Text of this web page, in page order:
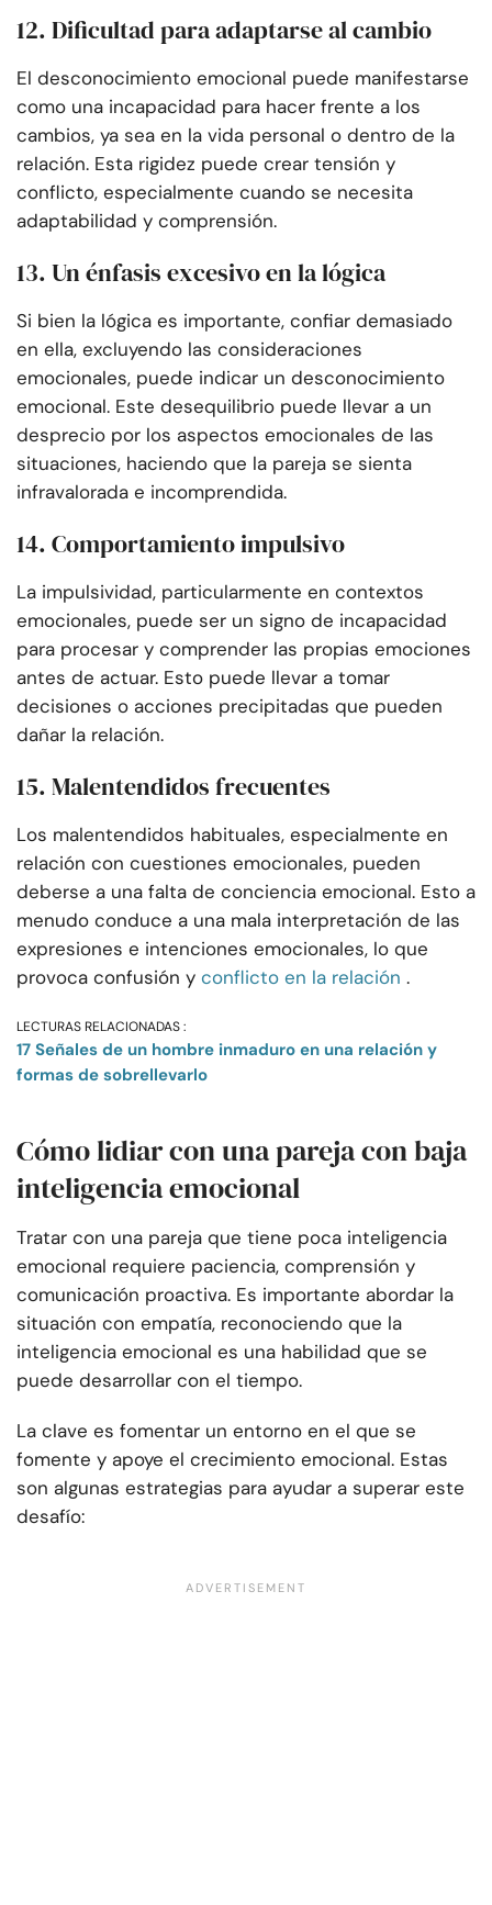
12. Dificultad para adaptarse al cambio
El desconocimiento emocional puede manifestarse
como una incapacidad para hacer frente a los
cambios, ya sea en la vida personal o dentro de la
relación. Esta rigidez puede crear tensión y
conflicto, especialmente cuando se necesita
adaptabilidad y comprensión.
13. Un énfasis excesivo en la lógica
Si bien la lógica es importante, confiar demasiado
en ella, excluyendo las consideraciones
emocionales, puede indicar un desconocimiento
emocional. Este desequilibrio puede llevar a un
desprecio por los aspectos emocionales de las
situaciones, haciendo que la pareja se sienta
infravalorada e incomprendida.
14. Comportamiento impulsivo
La impulsividad, particularmente en contextos
emocionales, puede ser un signo de incapacidad
para procesar y comprender las propias emociones
antes de actuar. Esto puede llevar a tomar
decisiones o acciones precipitadas que pueden
dañar la relación.
15. Malentendidos frecuentes
Los malentendidos habituales, especialmente en
relación con cuestiones emocionales, pueden
deberse a una falta de conciencia emocional. Esto a
menudo conduce a una mala interpretación de las
expresiones e intenciones emocionales, lo que
provoca confusión y conflicto en la relación .
LECTURAS RELACIONADAS :
17 Señales de un hombre inmaduro en una relación y
formas de sobrellevarlo
Cómo lidiar con una pareja con baja
inteligencia emocional
Tratar con una pareja que tiene poca inteligencia
emocional requiere paciencia, comprensión y
comunicación proactiva. Es importante abordar la
situación con empatía, reconociendo que la
inteligencia emocional es una habilidad que se
puede desarrollar con el tiempo.
La clave es fomentar un entorno en el que se
fomente y apoye el crecimiento emocional. Estas
son algunas estrategias para ayudar a superar este
desafío: